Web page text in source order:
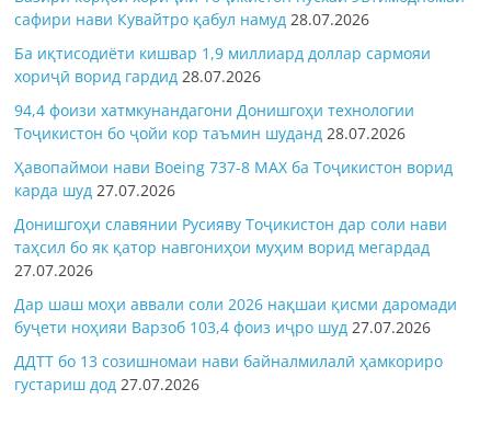
сафири нави Кувайтро қабул намуд 28.07.2026
Ба иқтисодиёти кишвар 1,9 миллиард доллар сармояи
хориҷӣ ворид гардид 28.07.2026
94,4 фоизи хатмкунандагони Донишгоҳи технологии
Тоҷикистон бо ҷойи кор таъмин шуданд 28.07.2026
Ҳавопаймои нави Boeing 737-8 MAX ба Тоҷикистон ворид
карда шуд 27.07.2026
Донишгоҳи славянии Русияву Тоҷикистон дар соли нави
таҳсил бо як қатор навгониҳои муҳим ворид мегардад
27.07.2026
Дар шаш моҳи аввали соли 2026 нақшаи қисми даромади
буҷети ноҳияи Варзоб 103,4 фоиз иҷро шуд 27.07.2026
ДДТТ бо 13 созишномаи нави байналмилалӣ ҳамкориро
густариш дод 27.07.2026